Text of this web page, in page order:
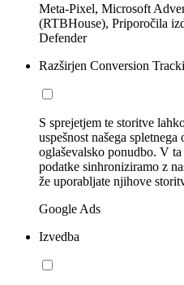
Meta-Pixel, Microsoft
(RTBHouse), Priporočila
Defender
Razširjen Conversion
S sprejetjem te storitve
uspešnost našega
oglaševalsko ponudbo. V
podatke sinhroniziramo z
že uporabljate njihove
Google Ads
Izvedba